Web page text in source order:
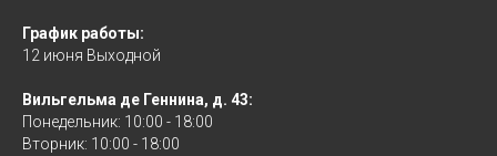
График работы:
12 июня Выходной
Вильгельма де Геннина, д. 43:
Понедельник: 10:00 - 18:00
Вторник: 10:00 - 18:00